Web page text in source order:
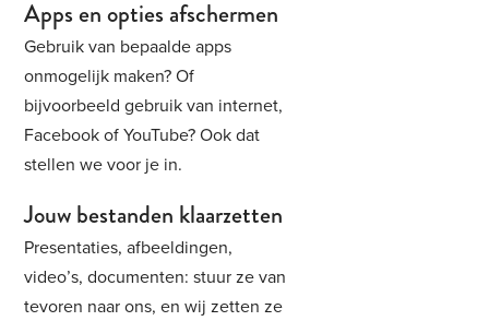
Apps en opties afschermen
Gebruik van bepaalde apps
onmogelijk maken? Of
bijvoorbeeld gebruik van internet,
Facebook of YouTube? Ook dat
stellen we voor je in.
Jouw bestanden klaarzetten
Presentaties, afbeeldingen,
video’s, documenten: stuur ze van
tevoren naar ons, en wij zetten ze